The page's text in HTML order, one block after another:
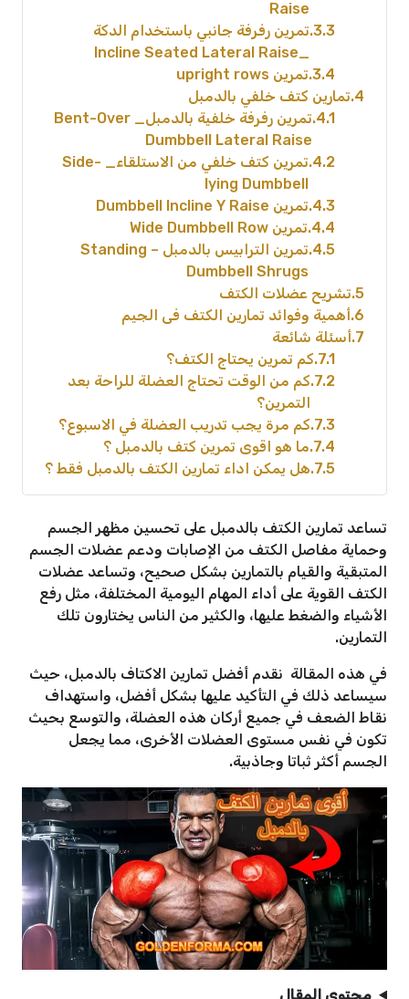
Raise
3.3 تمرين رفرفة جانبي باستخدام الدكة
_Incline Seated Lateral Raise
3.4 تمرين upright rows
4 تمارين كتف خلفي بالدمبل
4.1
تمرين رفرفة خلفية بالدمبل_ Bent-Over
Dumbbell Lateral Raise
4.2
تمرين كتف خلفي من الاستلقاء_ Side-
lying Dumbbell
4.3 تمرين Dumbbell Incline Y Raise
4.4 تمرين Wide Dumbbell Row
4.5
تمرين الترابيس بالدمبل – Standing
Dumbbell Shrugs
5 تشريح عضلات الكتف
6 أهمية وفوائد تمارين الكتف فى الجيم
7 أسئلة شائعة
7.1 كم تمرين يحتاج الكتف؟
7.2 كم من الوقت تحتاج العضلة للراحة بعد
التمرين؟
7.3 كم مرة يجب تدريب العضلة في الاسبوع؟
7.4 ما هو اقوى تمرين كتف بالدمبل ؟
7.5 هل يمكن اداء تمارين الكتف بالدمبل فقط ؟
تساعد تمارين الكتف بالدمبل على تحسين مظهر الجسم
وحماية مفاصل الكتف من الإصابات ودعم عضلات الجسم
المتبقية والقيام بالتمارين بشكل صحيح، وتساعد عضلات
الكتف القوية على أداء المهام اليومية المختلفة، مثل رفع
الأشياء والضغط عليها، والكثير من الناس يختارون تلك
التمارين.
في هذه المقالة نقدم أفضل تمارين الاكتاف بالدمبل، حيث
سيساعد ذلك في التأكيد عليها بشكل أفضل، واستهداف
نقاط الضعف في جميع أركان هذه العضلة، والتوسع بحيث
تكون في نفس مستوى العضلات الأخرى، مما يجعل
الجسم أكثر ثباتا وجاذبية.
محتوى المقال